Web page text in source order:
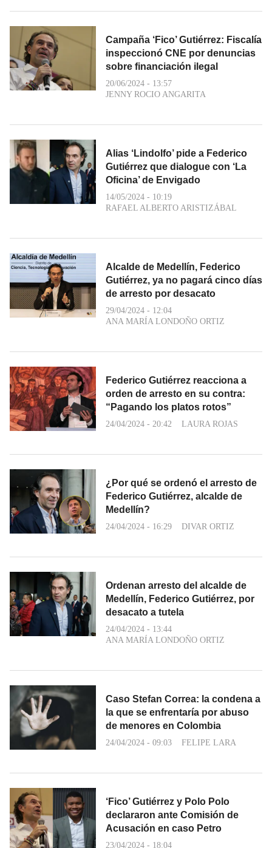
Campaña ‘Fico’ Gutiérrez: Fiscalía
inspeccionó CNE por denuncias
sobre financiación ilegal
20/06/2024 - 13:57
JENNY ROCIO ANGARITA
Alias ‘Lindolfo’ pide a Federico
Gutiérrez que dialogue con ‘La
Oficina’ de Envigado
14/05/2024 - 10:19
RAFAEL ALBERTO ARISTIZÁBAL
Alcalde de Medellín, Federico
Gutiérrez, ya no pagará cinco días
de arresto por desacato
29/04/2024 - 12:04
ANA MARÍA LONDOÑO ORTIZ
Federico Gutiérrez reacciona a
orden de arresto en su contra:
“Pagando los platos rotos”
24/04/2024 - 20:42 LAURA ROJAS
¿Por qué se ordenó el arresto de
Federico Gutiérrez, alcalde de
Medellín?
24/04/2024 - 16:29 DIVAR ORTIZ
Ordenan arresto del alcalde de
Medellín, Federico Gutiérrez, por
desacato a tutela
24/04/2024 - 13:44
ANA MARÍA LONDOÑO ORTIZ
Caso Stefan Correa: la condena a
la que se enfrentaría por abuso
de menores en Colombia
24/04/2024 - 09:03 FELIPE LARA
‘Fico’ Gutiérrez y Polo Polo
declararon ante Comisión de
Acusación en caso Petro
23/04/2024 - 18:04